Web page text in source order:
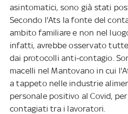
asintomatici, sono già stati
Secondo l'Ats la fonte del
ambito familiare e non nel
infatti, avrebbe osservato
dai protocolli anti-contagio.
macelli nel Mantovano in cui
a tappeto nelle industrie
personale positivo al Covid,
contagiati tra i lavoratori.